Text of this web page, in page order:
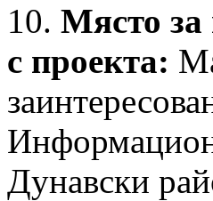
10. Място за
с проекта:
Дунавски